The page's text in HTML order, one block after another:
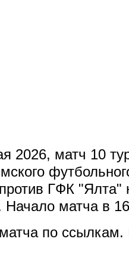
2026, матч 10
ГФК "Ялта"
Начало матча в
по